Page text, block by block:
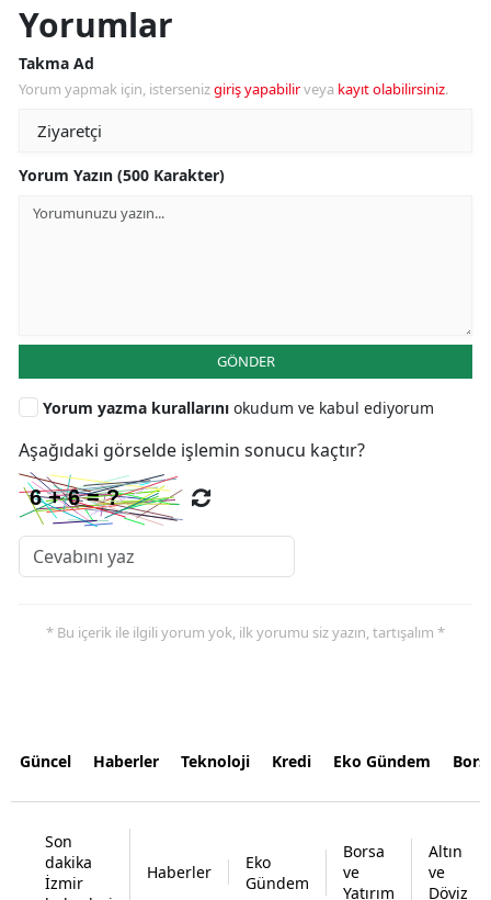
Yorumlar
Takma Ad
Yorum yapmak için, istersenizgiriş yapabilirveya kayıt olabilirsiniz.
Yorum Yazın (500 Karakter)
GÖNDER
Yorum yazma kurallarını okudum ve kabul ediyorum
Aşağıdaki görselde işlemin sonucu kaçtır?
* Bu içerik ile ilgili yorum yok, ilk yorumu siz yazın, tartışalım *
Güncel Haberler Teknoloji Kredi Eko Gündem
Son
dakika
İzmir
Haberler
Eko
Gündem
Borsa
ve
Yatırım
Altın
ve
Döviz